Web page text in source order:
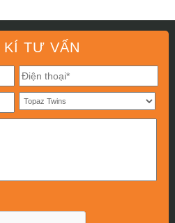
TƯ VẤN